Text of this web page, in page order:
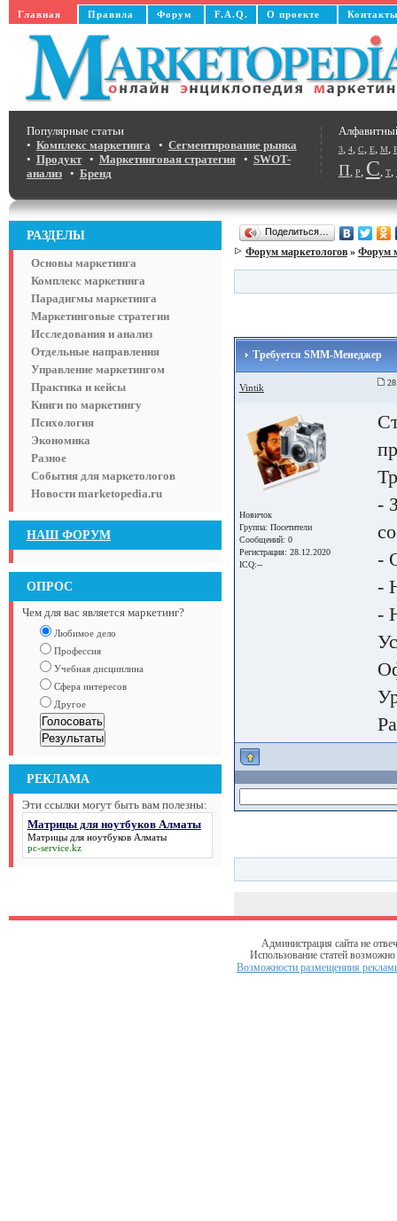
Главная Правила Форум F.A.Q. О проекте
3, 4, C, E, M,
П, Р, С, Т,
Популярные статьи
• Комплекс маркетинга • Сегментирование рынка
• Продукт• Маркетинговая стратегия• SWOT-
анализ• Бренд
РАЗДЕЛЫ
Основы маркетинга
Комплекс маркетинга
Парадигмы маркетинга
Маркетинговые стратегии
Исследования и анализ
Отдельные направления
Управление маркетингом
Практика и кейсы
Книги по маркетингу
Психология
Экономика
Разное
События для маркетологов
Новости marketopedia.ru
НАШ ФОРУМ
ОПРОС
Чем для вас является маркетинг?
Любимое дело
Профессия
Учебная дисциплина
Сфера интересов
Другое
РЕКЛАМА
Эти ссылки могут быть вам полезны:
Матрицы для ноутбуков Алматы
Матрицы для ноутбуков Алматы
pc-service.kz
Поделиться…
Форум маркетологов» Форум
Требуется SMM-Менеджер
Vintik 28
Новичок
Группа: Посетители
Сообщений: 0
Регистрация: 28.12.2020
ICQ:--
-
-
-
-
Администрация сайта не
Использование статей
Возможности размещениия